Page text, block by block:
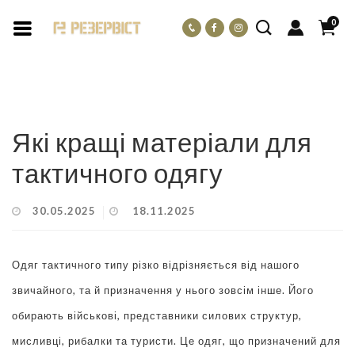
0
Які кращі матеріали для
тактичного одягу
30.05.2025 18.11.2025
Одяг тактичного типу різко відрізняється від нашого
звичайного, та й призначення у нього зовсім інше. Його
обирають військові, представники силових структур,
мисливці, рибалки та туристи. Це одяг, що призначений для